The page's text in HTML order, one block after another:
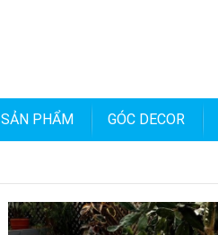
SẢN PHẨM GÓC DECOR